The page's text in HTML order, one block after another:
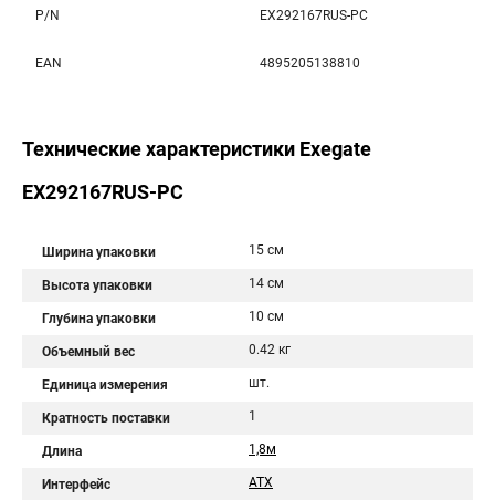
P/N EX292167RUS-PC
EAN 4895205138810
Технические характеристики Exegate
EX292167RUS-PC
Ширина упаковки 15 см
Высота упаковки 14 см
Глубина упаковки 10 см
Объемный вес 0.42 кг
Единица измерения шт.
Кратность поставки 1
Длина 1,8м
Интерфейс ATX